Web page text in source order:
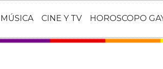
MÚSICA CINE Y TV HOROSCOPO